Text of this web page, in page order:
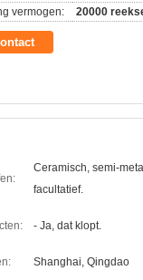
vermogen:
20000
Ceramisch, semi-
facultatief.
- Ja, dat klopt.
Shanghai, Qingdao